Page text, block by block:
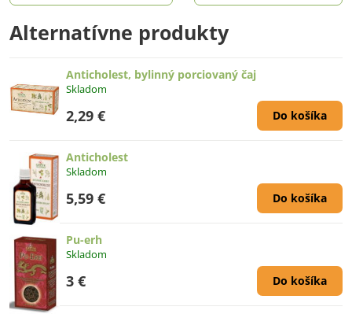
Alternatívne produkty
Anticholest, bylinný porciovaný čaj
Skladom
2,29 € Do košíka
Anticholest
Skladom
5,59 € Do košíka
Pu-erh
Skladom
3 € Do košíka